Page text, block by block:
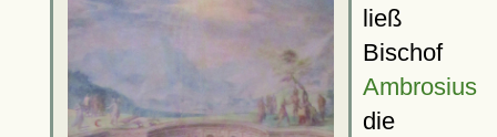
ließ
Bischof
Ambrosius
die